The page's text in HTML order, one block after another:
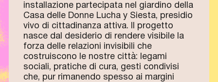
installazione partecipata nel giardino della
Casa delle Donne Lucha y Siesta, presidio
vivo di cittadinanza attiva. Il progetto
nasce dal desiderio di rendere visibile la
forza delle relazioni invisibili che
costruiscono le nostre città: legami
sociali, pratiche di cura, gesti condivisi
che, pur rimanendo spesso ai margini